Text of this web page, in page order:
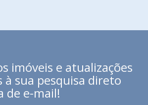
imóveis e atualizações
à sua pesquisa direto
de e-mail!